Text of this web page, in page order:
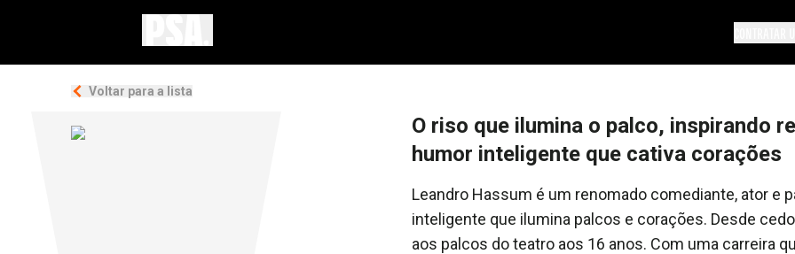
Voltar para a lista
O riso que ilumina o palco, inspirando
humor inteligente que cativa corações
Leandro Hassum é um renomado comediante, ator e
inteligente que ilumina palcos e corações. Desde
aos palcos do teatro aos 16 anos. Com uma carreira